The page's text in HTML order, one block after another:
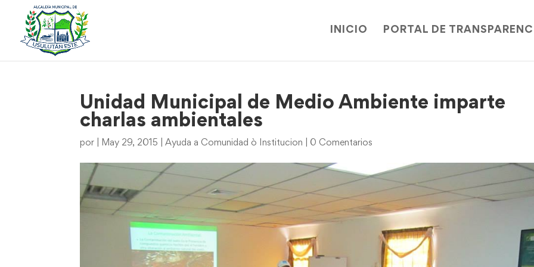
INICIO PORTAL DE
Unidad Municipal de Medio Ambiente imparte
charlas ambientales
por May 29, 2015 |Ayuda a Comunidad ò Institucion 0 Comentarios